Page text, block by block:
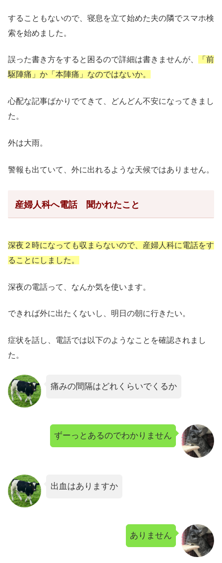
することもないので、寝息を立て始めた夫の隣でスマホ検
索を始めました。
誤った書き方をすると困るので詳細は書きませんが、
「前
駆陣痛」か「本陣痛」なのではないか。
心配な記事ばかりでてきて、どんどん不安になってきまし
た。
外は大雨。
警報も出ていて、外に出れるような天候ではありません。
産婦人科へ電話 聞かれたこと
深夜２時になっても収まらないので、産婦人科に電話をす
ることにしました。
深夜の電話って、なんか気を使います。
できれば外に出たくないし、明日の朝に行きたい。
症状を話し、電話では以下のようなことを確認されまし
た。
痛みの間隔はどれくらいでくるか
ずーっとあるのでわかりません
出血はありますか
ありません